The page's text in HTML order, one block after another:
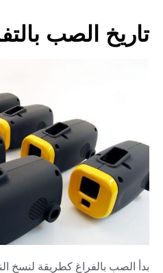
تاريخ الصب
بدأ الصب بالفراغ كطريقة لنسخ